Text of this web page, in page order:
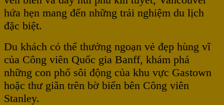
hứa hẹn mang đến những trải nghiệm du lịch
đặc biệt.
Du khách có thể thưởng ngoạn vẻ đẹp hùng vĩ
của Công viên Quốc gia Banff, khám phá
những con phố sôi động của khu vực Gastown
hoặc thư giãn trên bờ biển bên Công viên
Stanley.